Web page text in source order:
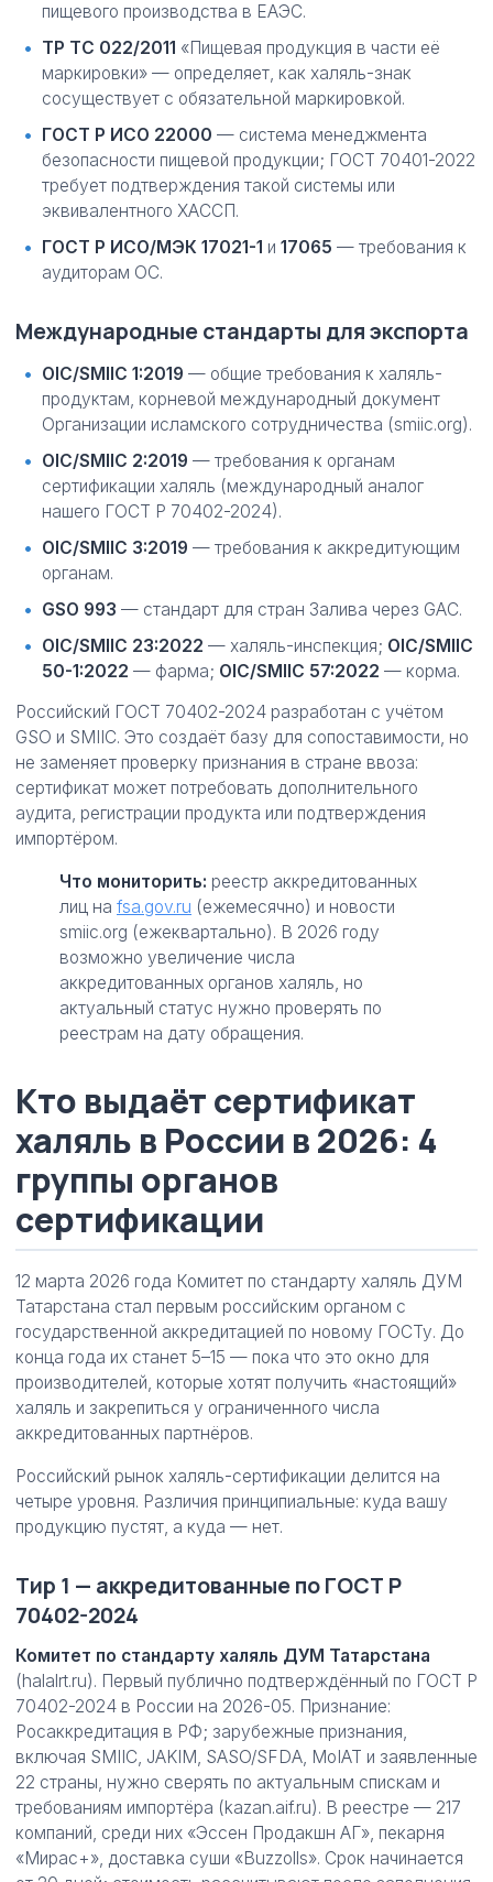
пищевого производства в ЕАЭС.
ТР ТС 022/2011 «Пищевая продукция в части её
маркировки» — определяет, как халяль-знак
сосуществует с обязательной маркировкой.
ГОСТ Р ИСО 22000 — система менеджмента
безопасности пищевой продукции; ГОСТ 70401-2022
требует подтверждения такой системы или
эквивалентного ХАССП.
ГОСТ Р ИСО/МЭК 17021-1 и 17065 — требования к
аудиторам ОС.
Международные стандарты для экспорта
OIC/SMIIC 1:2019 — общие требования к халяль-
продуктам, корневой международный документ
Организации исламского сотрудничества (smiic.org).
OIC/SMIIC 2:2019 — требования к органам
сертификации халяль (международный аналог
нашего ГОСТ Р 70402-2024).
OIC/SMIIC 3:2019 — требования к аккредитующим
органам.
GSO 993 — стандарт для стран Залива через GAC.
OIC/SMIIC 23:2022 — халяль-инспекция; OIC/SMIIC
50-1:2022 — фарма; OIC/SMIIC 57:2022 — корма.
Российский ГОСТ 70402-2024 разработан с учётом
GSO и SMIIC. Это создаёт базу для сопоставимости, но
не заменяет проверку признания в стране ввоза:
сертификат может потребовать дополнительного
аудита, регистрации продукта или подтверждения
импортёром.
Что мониторить: реестр аккредитованных
лиц на fsa.gov.ru (ежемесячно) и новости
smiic.org (ежеквартально). В 2026 году
возможно увеличение числа
аккредитованных органов халяль, но
актуальный статус нужно проверять по
реестрам на дату обращения.
Кто выдаёт сертификат
халяль в России в 2026: 4
группы органов
сертификации
12 марта 2026 года Комитет по стандарту халяль ДУМ
Татарстана стал первым российским органом с
государственной аккредитацией по новому ГОСТу. До
конца года их станет 5–15 — пока что это окно для
производителей, которые хотят получить «настоящий»
халяль и закрепиться у ограниченного числа
аккредитованных партнёров.
Российский рынок халяль-сертификации делится на
четыре уровня. Различия принципиальные: куда вашу
продукцию пустят, а куда — нет.
Тир 1 — аккредитованные по ГОСТ Р
70402-2024
Комитет по стандарту халяль ДУМ Татарстана
(halalrt.ru). Первый публично подтверждённый по ГОСТ Р
70402-2024 в России на 2026-05. Признание:
Росаккредитация в РФ; зарубежные признания,
включая SMIIC, JAKIM, SASO/SFDA, MoIAT и заявленные
22 страны, нужно сверять по актуальным спискам и
требованиям импортёра (kazan.aif.ru). В реестре — 217
компаний, среди них «Эссен Продакшн АГ», пекарня
«Мирас+», доставка суши «Buzzolls». Срок начинается